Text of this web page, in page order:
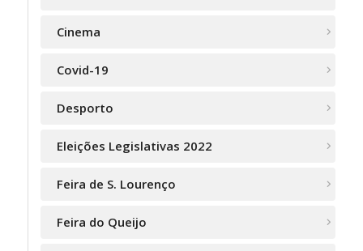
Cinema
Covid-19
Desporto
Eleições Legislativas 2022
Feira de S. Lourenço
Feira do Queijo